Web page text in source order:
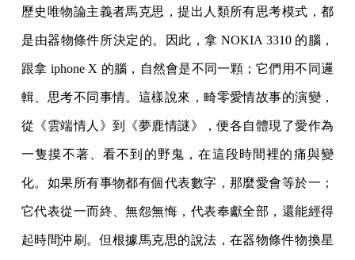
歷史唯物論主義者馬克思，提出人類所有思考模式，都
是由器物條件所決定的。因此，拿 NOKIA 3310 的腦，
跟拿 iphone X 的腦，自然會是不同一顆；它們用不同邏
輯、思考不同事情。這樣說來，畸零愛情故事的演變，
從《雲端情人》到《夢鹿情謎》，便各自體現了愛作為
一隻摸不著、看不到的野鬼，在這段時間裡的痛與變
化。如果所有事物都有個代表數字，那麼愛會等於一；
它代表從一而終、無怨無悔，代表奉獻全部，還能經得
起時間沖刷。但根據馬克思的說法，在器物條件物換星